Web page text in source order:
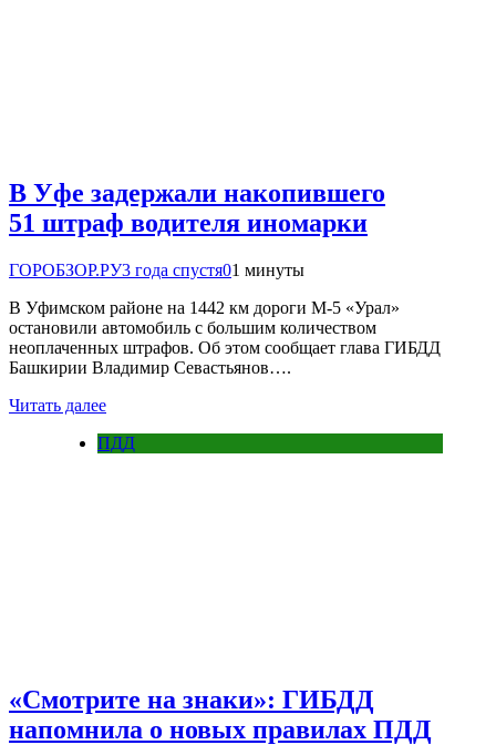
В Уфе задержали накопившего
51 штраф водителя иномарки
ГОРОБЗОР.РУ3 года спустя01 минуты
В Уфимском районе на 1442 км дороги М-5 «Урал»
остановили автомобиль с большим количеством
неоплаченных штрафов. Об этом сообщает глава ГИБДД
Башкирии Владимир Севастьянов….
Читать далее
ПДД
«Смотрите на знаки»: ГИБДД
напомнила о новых правилах ПДД